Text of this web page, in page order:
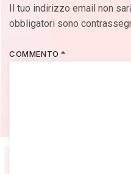
Il tuo indirizzo email non
obbligatori sono
COMMENTO*